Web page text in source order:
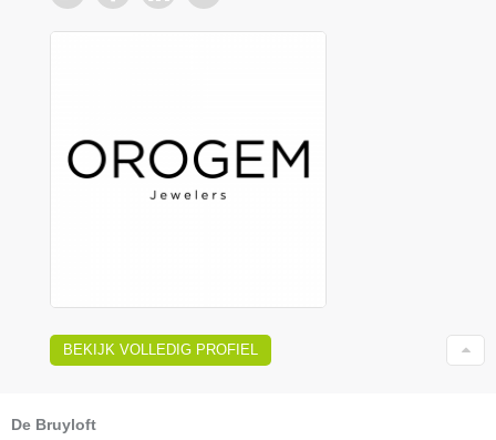
BEKIJK VOLLEDIG PROFIEL
De Bruyloft